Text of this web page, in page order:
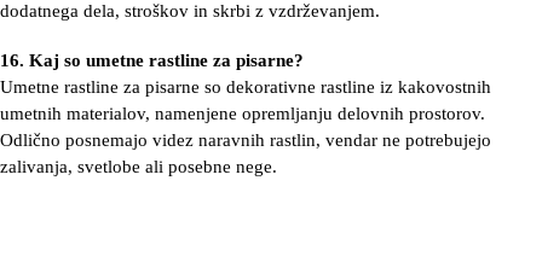
dodatnega dela, stroškov in skrbi z vzdrževanjem.
16. Kaj so umetne rastline za pisarne?
Umetne rastline za pisarne so dekorativne rastline iz kakovostnih
umetnih materialov, namenjene opremljanju delovnih prostorov.
Odlično posnemajo videz naravnih rastlin, vendar ne potrebujejo
zalivanja, svetlobe ali posebne nege.